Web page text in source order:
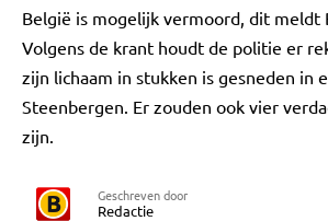
België is mogelijk vermoord, dit meldt
Volgens de krant houdt de politie er
zijn lichaam in stukken is gesneden in
Steenbergen. Er zouden ook vier
zijn.
Geschreven door
Redactie